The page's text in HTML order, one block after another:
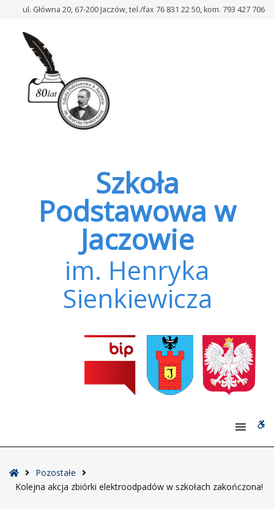
elektroodpadów
szkołach
zakończona!
ul. Główna 20, 67-200 Jaczów, tel./fax 76 831 22 50, kom. 793 427 706
Szkoła
Podstawowa w
Jaczowie
im. Henryka
Sienkiewicza
Strona
główna
Pozostałe
Kolejna akcja zbiórki elektroodpadów w szkołach zakończona!